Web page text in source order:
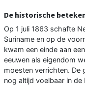
De historische
Op 1 juli 1863 schafte
Suriname en op de
kwam een einde aan
eeuwen als eigendom
moesten verrichten. De
nog altijd voelbaar in de